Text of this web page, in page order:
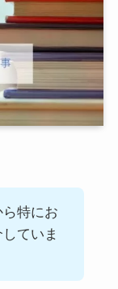
特にお
ていま